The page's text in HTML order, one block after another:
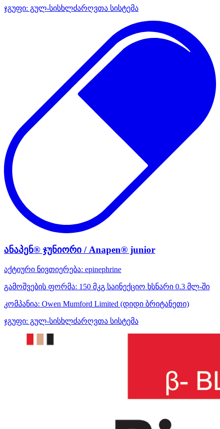
ჯგუფი: გულ-სისხლძარღვთა სისტემა
ანაპენ® ჯუნიორი / Anapen® junior
აქტიური ნივთიერება: epinephrine
გამოშვების ფორმა: 150 მკგ საინექციო ხსნარი 0.3 მლ-ში
კომპანია: Owen Mumford Limited (დიდი ბრიტანეთი)
ჯგუფი: გულ-სისხლძარღვთა სისტემა